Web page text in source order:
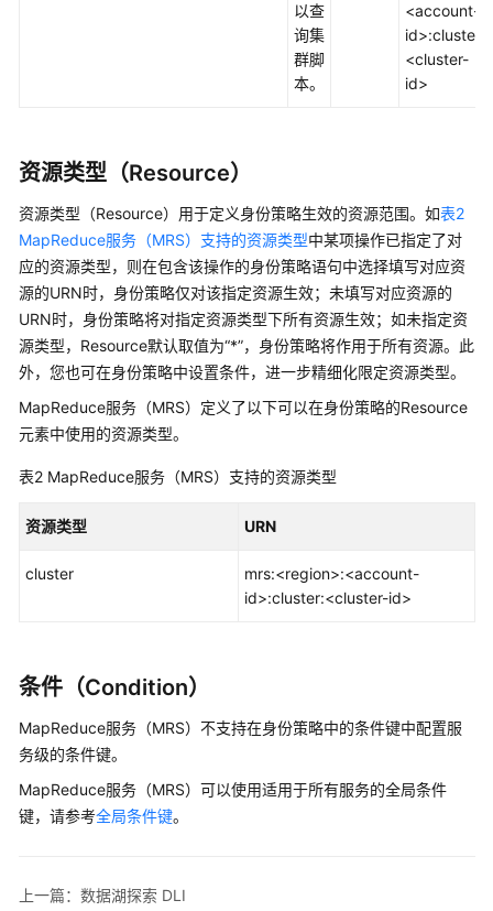
以查
询集
群脚
本。
<account-
id>:cluster:
<cluster-
id>
资源类型（Resource）
资源类型（Resource）用于定义身份策略生效的资源范围。如表2
MapReduce服务（MRS）支持的资源类型中某项操作已指定了对
应的资源类型，则在包含该操作的身份策略语句中选择填写对应资
源的URN时，身份策略仅对该指定资源生效；未填写对应资源的
URN时，身份策略将对指定资源类型下所有资源生效；如未指定资
源类型，Resource默认取值为“*”，身份策略将作用于所有资源。此
外，您也可在身份策略中设置条件，进一步精细化限定资源类型。
MapReduce服务（MRS）定义了以下可以在身份策略的Resource
元素中使用的资源类型。
表2 MapReduce服务（MRS）支持的资源类型
资源类型 URN
cluster
mrs:<region>:<account-
id>:cluster:<cluster-id>
条件（Condition）
MapReduce服务（MRS）不支持在身份策略中的条件键中配置服
务级的条件键。
MapReduce服务（MRS）可以使用适用于所有服务的全局条件
键，请参考全局条件键。
上一篇：数据湖探索 DLI